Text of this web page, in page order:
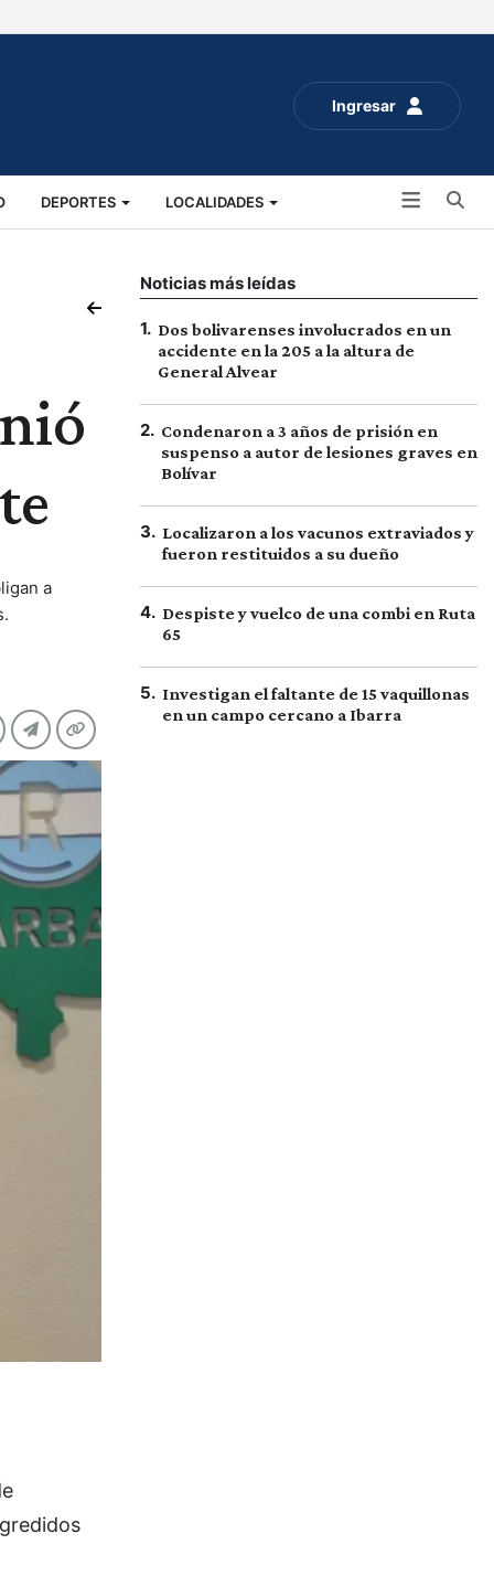
Ingresar
DEPORTES LOCALIDADES
a
Noticias más leídas
1. Dos bolivarenses involucrados en un
accidente en la 205 a la altura de
General Alvear
2. Condenaron a 3 años de prisión en
suspenso a autor de lesiones graves en
Bolívar
3. Localizaron a los vacunos extraviados y
fueron restituidos a su dueño
4. Despiste y vuelco de una combi en Ruta
65
5. Investigan el faltante de 15 vaquillonas
en un campo cercano a Ibarra